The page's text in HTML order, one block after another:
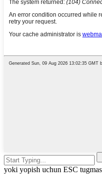
yoki yopish uchun ESC